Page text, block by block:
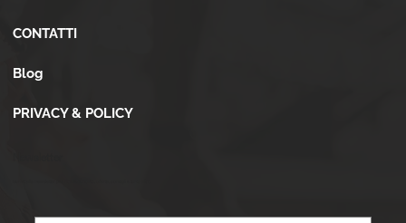
CONTATTI
Blog
PRIVACY & POLICY